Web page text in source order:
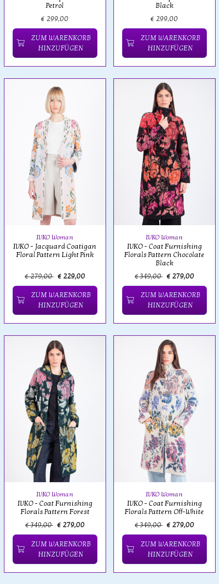
Petrol
€ 299,00
ZUM WARENKORB
HINZUFÜGEN
Black
€ 299,00
ZUM WARENKORB
HINZUFÜGEN
IVKO Woman
IVKO - Jacquard Coatigan
Floral Pattern Light Pink
€ 279,00 € 229,00
ZUM WARENKORB
HINZUFÜGEN
IVKO Woman
IVKO - Coat Furnishing
Florals Pattern Chocolate
Black
€ 349,00 € 279,00
ZUM WARENKORB
HINZUFÜGEN
IVKO Woman
IVKO - Coat Furnishing
Florals Pattern Forest
€ 349,00 € 279,00
ZUM WARENKORB
HINZUFÜGEN
IVKO Woman
IVKO - Coat Furnishing
Florals Pattern Off-White
€ 349,00 € 279,00
ZUM WARENKORB
HINZUFÜGEN